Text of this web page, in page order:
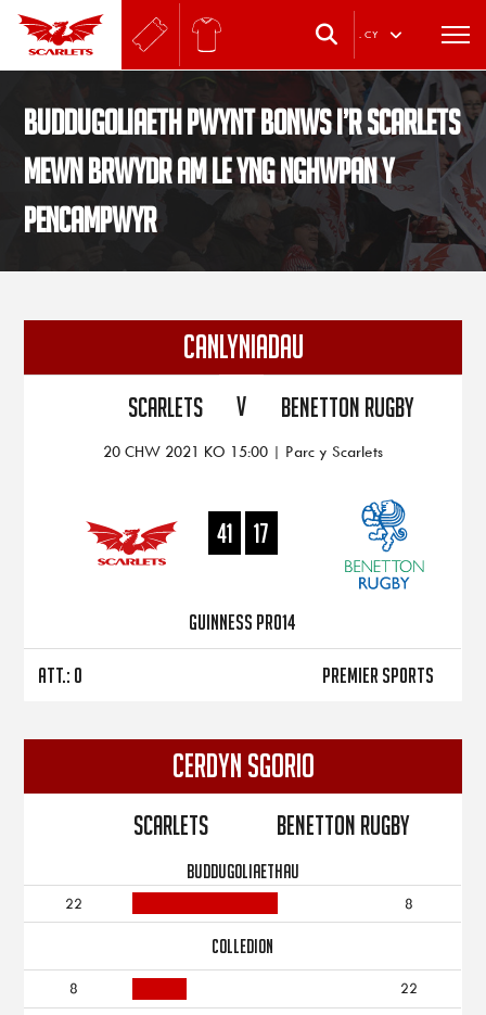
. CY
Buddugoliaeth pwynt bonws i’r Scarlets
mewn brwydr am le yng Nghwpan y
Pencampwyr
CANLYNIADAU
Scarlets V Benetton Rugby
20 CHW 2021 KO 15:00 | Parc y Scarlets
41 17
Guinness PRO14
Att.: 0 Premier Sports
CERDYN SGORIO
Scarlets Benetton Rugby
BUDDUGOLIAETHAU
22 8
COLLEDION
8 22